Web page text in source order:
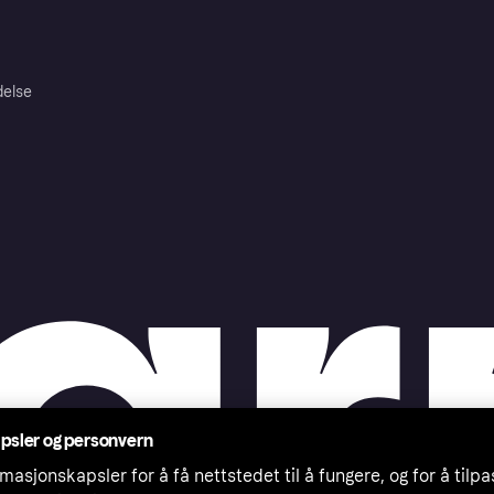
og personvern
for å få nettstedet til å fungere, og for å